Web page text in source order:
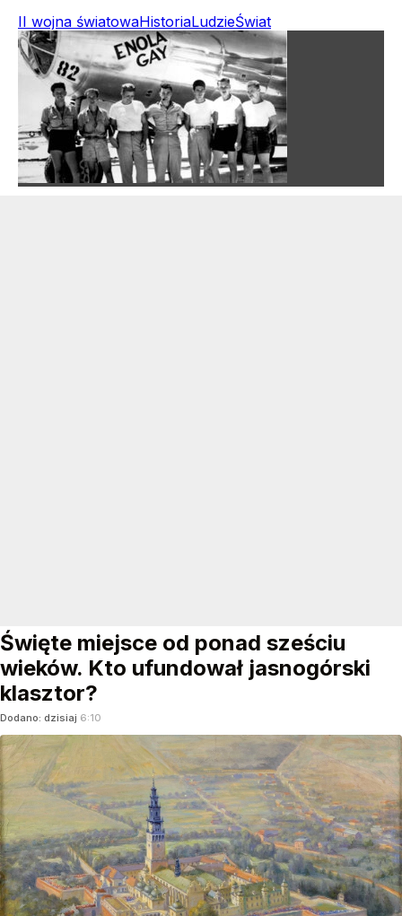
II wojna światowaHistoriaLudzieŚwiat
Święte miejsce od ponad sześciu
wieków. Kto ufundował jasnogórski
klasztor?
Dodano: dzisiaj 6:10